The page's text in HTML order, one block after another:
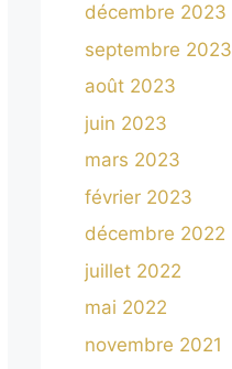
décembre 2023
septembre 2023
août 2023
juin 2023
mars 2023
février 2023
décembre 2022
juillet 2022
mai 2022
novembre 2021